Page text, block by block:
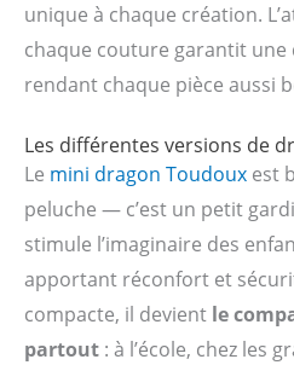
unique à chaque création.
chaque couture garantit
rendant chaque pièce aussi
Les différentes versions de
Le mini dragon Toudoux est
peluche — c’est un petit
stimule l’imaginaire des
apportant réconfort et
compacte, il devient le
partout : à l’école, chez les